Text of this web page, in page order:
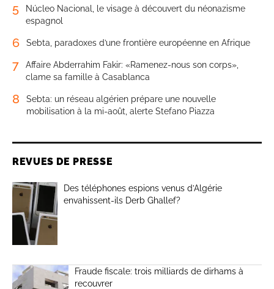
5
Núcleo Nacional, le visage à découvert du néonazisme
espagnol
6 Sebta, paradoxes d’une frontière européenne en Afrique
7
Affaire Abderrahim Fakir: «Ramenez-nous son corps»,
clame sa famille à Casablanca
8
Sebta: un réseau algérien prépare une nouvelle
mobilisation à la mi-août, alerte Stefano Piazza
REVUES DE PRESSE
Des téléphones espions venus d’Algérie
envahissent-ils Derb Ghallef?
Fraude fiscale: trois milliards de dirhams à
recouvrer